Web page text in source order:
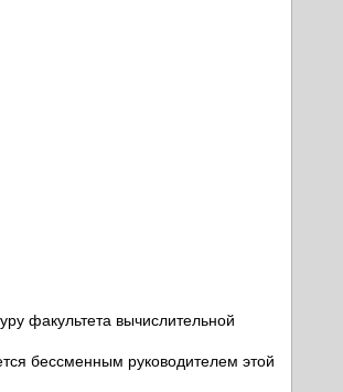
факультета вычислительной
бессменным руководителем этой